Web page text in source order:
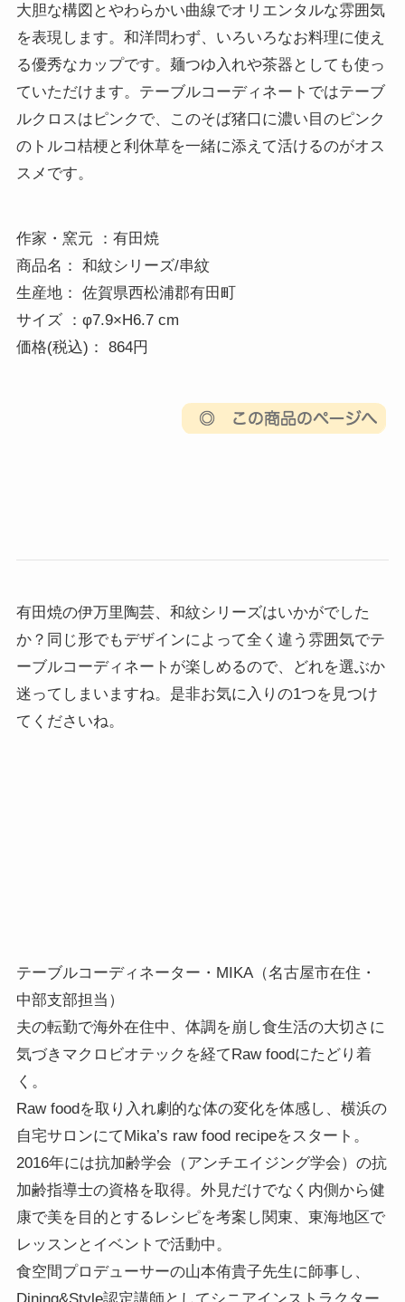
大胆な構図とやわらかい曲線でオリエンタルな雰囲気
を表現します。和洋問わず、いろいろなお料理に使え
る優秀なカップです。麺つゆ入れや茶器としても使っ
ていただけます。テーブルコーディネートではテーブ
ルクロスはピンクで、このそば猪口に濃い目のピンク
のトルコ桔梗と利休草を一緒に添えて活けるのがオス
スメです。
作家・窯元 ：有田焼
商品名： 和紋シリーズ/串紋
生産地： 佐賀県西松浦郡有田町
サイズ ：φ7.9×H6.7 cm
価格(税込)： 864円
有田焼の伊万里陶芸、和紋シリーズはいかがでした
か？同じ形でもデザインによって全く違う雰囲気でテ
ーブルコーディネートが楽しめるので、どれを選ぶか
迷ってしまいますね。是非お気に入りの1つを見つけ
てくださいね。
テーブルコーディネーター・MIKA（名古屋市在住・
中部支部担当）
夫の転勤で海外在住中、体調を崩し食生活の大切さに
気づきマクロビオテックを経てRaw foodにたどり着
く。
Raw foodを取り入れ劇的な体の変化を体感し、横浜の
自宅サロンにてMika’s raw food recipeをスタート。
2016年には抗加齢学会（アンチエイジング学会）の抗
加齢指導士の資格を取得。外見だけでなく内側から健
康で美を目的とするレシピを考案し関東、東海地区で
レッスンとイベントで活動中。
食空間プロデューサーの山本侑貴子先生に師事し、